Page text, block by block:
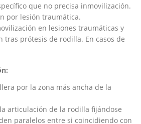
que no precisa inmovilización.
por lesión traumática.
en lesiones traumáticas y
tras prótesis de rodilla. En casos de
por la zona más ancha de la
articulación de la rodilla fijándose
paralelos entre si coincidiendo con